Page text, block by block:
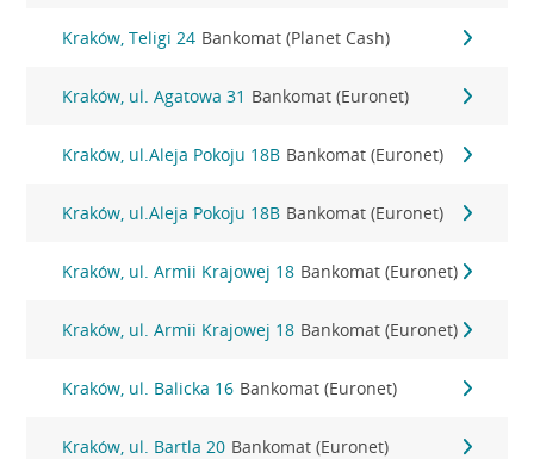
Kraków, Teligi 24 Bankomat (Planet Cash)
Kraków, ul. Agatowa 31 Bankomat (Euronet)
Kraków, ul.Aleja Pokoju 18B Bankomat (Euronet)
Kraków, ul.Aleja Pokoju 18B Bankomat (Euronet)
Kraków, ul. Armii Krajowej 18 Bankomat (Euronet)
Kraków, ul. Armii Krajowej 18 Bankomat (Euronet)
Kraków, ul. Balicka 16 Bankomat (Euronet)
Kraków, ul. Bartla 20 Bankomat (Euronet)